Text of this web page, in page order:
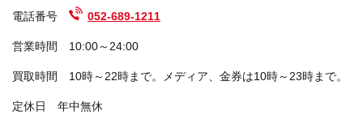
電話番号 052-689-1211
営業時間 10:00～24:00
買取時間 10時～22時まで。メディア、金券は10時～23時まで。
定休日 年中無休